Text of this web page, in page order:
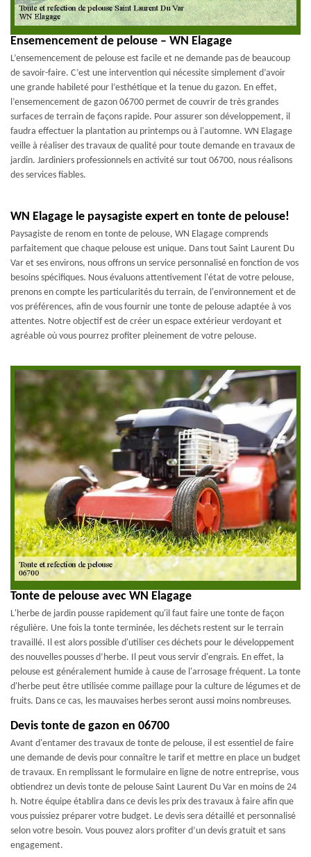
Ensemencement de pelouse – WN Elagage
L’ensemencement de pelouse est facile et ne demande pas de beaucoup
de savoir-faire. C’est une intervention qui nécessite simplement d’avoir
une grande habileté pour l’esthétique et la tenue du gazon. En effet,
l’ensemencement de gazon 06700 permet de couvrir de très grandes
surfaces de terrain de façons rapide. Pour assurer son développement, il
faudra effectuer la plantation au printemps ou à l'automne. WN Elagage
veille à réaliser des travaux de qualité pour toute demande en travaux de
jardin. Jardiniers professionnels en activité sur tout 06700, nous réalisons
des services fiables.
WN Elagage le paysagiste expert en tonte de pelouse!
Paysagiste de renom en tonte de pelouse, WN Elagage comprends
parfaitement que chaque pelouse est unique. Dans tout Saint Laurent Du
Var et ses environs, nous offrons un service personnalisé en fonction de vos
besoins spécifiques. Nous évaluons attentivement l'état de votre pelouse,
prenons en compte les particularités du terrain, de l'environnement et de
vos préférences, afin de vous fournir une tonte de pelouse adaptée à vos
attentes. Notre objectif est de créer un espace extérieur verdoyant et
agréable où vous pourrez profiter pleinement de votre pelouse.
Tonte de pelouse avec WN Elagage
L'herbe de jardin pousse rapidement qu'il faut faire une tonte de façon
régulière. Une fois la tonte terminée, les déchets restent sur le terrain
travaillé. Il est alors possible d'utiliser ces déchets pour le développement
des nouvelles pousses d’herbe. Il peut vous servir d'engrais. En effet, la
pelouse est généralement humide à cause de l'arrosage fréquent. La tonte
d'herbe peut être utilisée comme paillage pour la culture de légumes et de
fruits. Dans ce cas, les mauvaises herbes seront aussi moins nombreuses.
Devis tonte de gazon en 06700
Avant d'entamer des travaux de tonte de pelouse, il est essentiel de faire
une demande de devis pour connaître le tarif et mettre en place un budget
de travaux. En remplissant le formulaire en ligne de notre entreprise, vous
obtiendrez un devis tonte de pelouse Saint Laurent Du Var en moins de 24
h. Notre équipe établira dans ce devis les prix des travaux à faire afin que
vous puissiez préparer votre budget. Le devis sera détaillé et personnalisé
selon votre besoin. Vous pouvez alors profiter d’un devis gratuit et sans
engagement.